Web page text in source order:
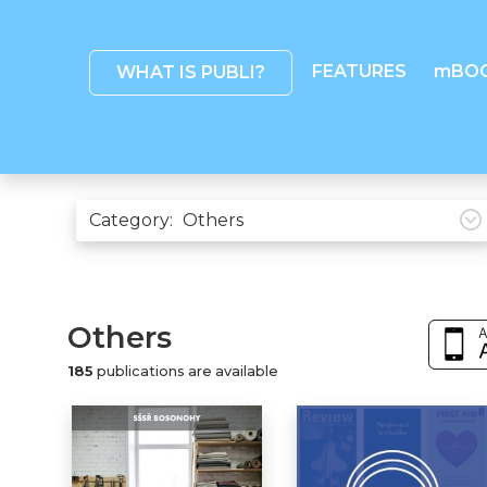
WHAT IS PUBLI? FEATURES
Category:
Others
185 publications are available